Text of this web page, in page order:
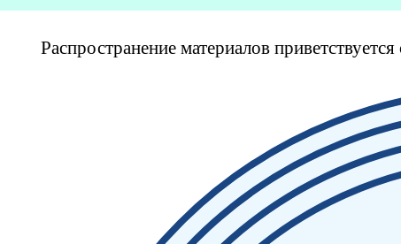
Распространение материалов